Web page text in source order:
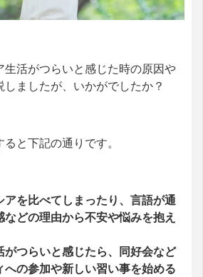
生活がつらいと感じた時の原因や
ましたが、いかがでしたか？
と下記の通りです。
アを比べてしまったり、言語が通
などの理由から不安や悩みを抱え
がつらいと感じたら、同好会など
への参加や新しい習い事を始める